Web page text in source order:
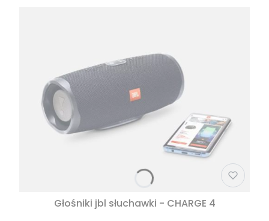
Głośniki jbl słuchawki - CHARGE 4